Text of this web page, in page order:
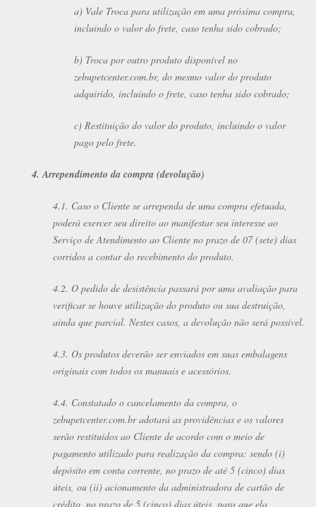
a) Vale Troca para utilização em uma próxima compra,
incluindo o valor do frete, caso tenha sido cobrado;
b) Troca por outro produto disponível no
zebupetcenter.com.br, do mesmo valor do produto
adquirido, incluindo o frete, caso tenha sido cobrado;
c) Restituição do valor do produto, incluindo o valor
pago pelo frete.
4. Arrependimento da compra (devolução)
4.1. Caso o Cliente se arrependa de uma compra efetuada,
poderá exercer seu direito ao manifestar seu interesse ao
Serviço de Atendimento ao Cliente no prazo de 07 (sete) dias
corridos a contar do recebimento do produto.
4.2. O pedido de desistência passará por uma avaliação para
verificar se houve utilização do produto ou sua destruição,
ainda que parcial. Nestes casos, a devolução não será possível.
4.3. Os produtos deverão ser enviados em suas embalagens
originais com todos os manuais e acessórios.
4.4. Constatado o cancelamento da compra, o
zebupetcenter.com.br adotará as providências e os valores
serão restituídos ao Cliente de acordo com o meio de
pagamento utilizado para realização da compra: sendo (i)
depósito em conta corrente, no prazo de até 5 (cinco) dias
úteis, ou (ii) acionamento da administradora de cartão de
crédito, no prazo de 5 (cinco) dias úteis, para que ela